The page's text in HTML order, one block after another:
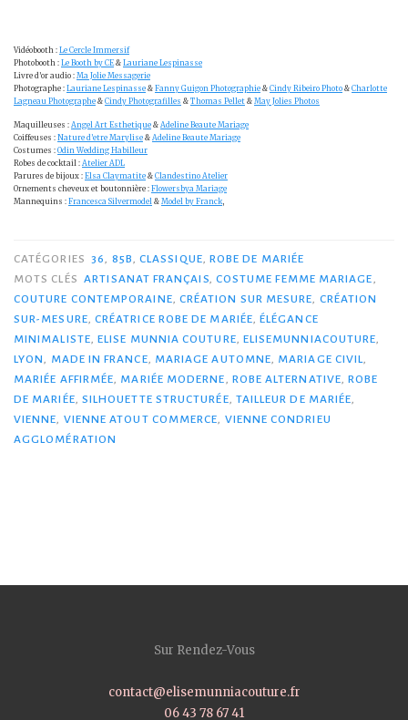
Vidéobooth : Le Cercle Immersif
Photobooth : Le Booth by CE& Lauriane Lespinasse
Livre d’or audio : Ma Jolie Messagerie
Photographe : Lauriane Lespinasse & Fanny Guigon Photographie & Cindy Ribeiro Photo & Charlotte
Lagneau Photographe & Cindy Photografilles & Thomas Pellet & May Jolies Photos
Maquilleuses : Angel Art Esthetique & Adeline Beaute Mariage
Coiffeuses : Nature d’etre Marylise & Adeline Beaute Mariage
Costumes : Odin Wedding Habilleur
Robes de cocktail : Atelier ADL
Parures de bijoux : Elsa Claymatite & Clandestino Atelier
Ornements cheveux et boutonnière : Flowersbya Mariage
Mannequins : Francesca Silvermodel & Model by Franck,
CATÉGORIES 36 85B ,CLASSIQUE ROBE DE MARIÉE
MOTS CLÉS ARTISANAT FRANÇAIS COSTUME FEMME MARIAGE
COUTURE CONTEMPORAINE CRÉATION SUR MESURE
CRÉATION
SUR-MESURE CRÉATRICE ROBE DE MARIÉE ,ÉLÉGANCE
MINIMALISTE ,ELISE MUNNIA COUTURE ELISEMUNNIACOUTURE
LYON
MADE IN FRANCE MARIAGE AUTOMNE MARIAGE CIVIL
MARIÉE AFFIRMÉE
MARIÉE MODERNE ROBE ALTERNATIVE ,ROBE
DE MARIÉE SILHOUETTE STRUCTURÉE TAILLEUR DE MARIÉE
VIENNE
VIENNE ATOUT COMMERCE
VIENNE CONDRIEU
AGGLOMÉRATION
Sur Rendez-Vous
contact@elisemunniacouture.fr
06 43 78 67 41